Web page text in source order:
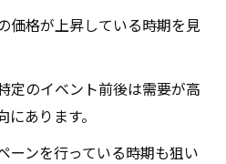
価格が上昇している時期を見
定のイベント前後は需要が高
あります。
ーンを行っている時期も狙い